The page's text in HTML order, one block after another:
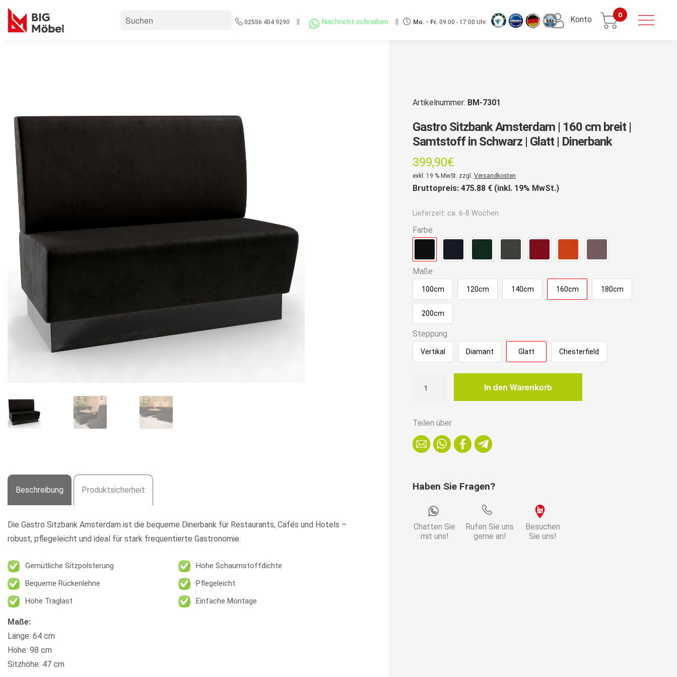
02556 404 9290 Nachricht schreiben Mo. - Fr. 09:00 - 17:00 Uhr Konto 0
Beschreibung Produktsicherheit
Die Gastro Sitzbank Amsterdam ist die bequeme Dinerbank für Restaurants, Cafés und Hotels –
robust, pflegeleicht und ideal für stark frequentierte Gastronomie.
Gemütliche Sitzpolsterung
Hohe Schaumstoffdichte
Bequeme Rückenlehne
Pflegeleicht
Hohe Traglast
Einfache Montage
Maße:
Länge: 64 cm
Höhe: 98 cm
Sitzhöhe: 47 cm
Artikelnummer: BM-7301
Gastro Sitzbank Amsterdam | 160 cm breit |
Samtstoff in Schwarz | Glatt | Dinerbank
399,90€
exkl. 19 % MwSt. zzgl. Versandkosten
Bruttopreis: 475.88 € (inkl. 19% MwSt.)
Lieferzeit: ca. 6-8 Wochen
Farbe
Maße
100cm 120cm 140cm 160cm 180cm
200cm
Steppung
Vertikal Diamant Glatt Chesterfield
Sitzbank
|
160
cm
Samtstoff
In den Warenkorb
Teilen über
Haben Sie Fragen?
Chatten Sie
mit uns!
Rufen Sie uns
gerne an!
Besuchen
Sie uns!